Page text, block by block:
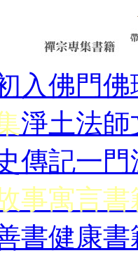
入佛門佛
淨土法師
傳記一門
事寓言書
書健康書